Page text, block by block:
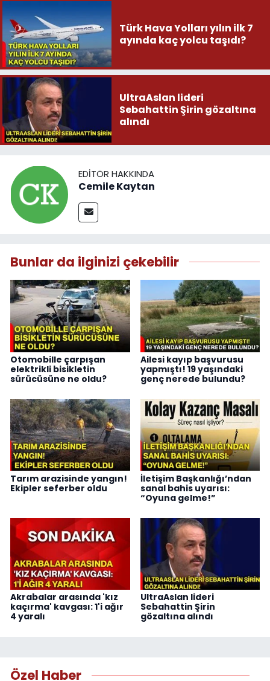
Türk Hava Yolları yılın ilk 7
ayında kaç yolcu taşıdı?
UltraAslan lideri
Sebahattin Şirin gözaltına
alındı
EDITÖR HAKKINDA
Cemile Kaytan
Bunlar da ilginizi çekebilir
Otomobille çarpışan
elektrikli bisikletin
sürücüsüne ne oldu?
Ailesi kayıp başvurusu
yapmıştı! 19 yaşındaki
genç nerede bulundu?
Tarım arazisinde yangın!
Ekipler seferber oldu
İletişim Başkanlığı’ndan
sanal bahis uyarısı:
“Oyuna gelme!”
Akrabalar arasında 'kız
kaçırma' kavgası: 1'i ağır
4 yaralı
UltraAslan lideri
Sebahattin Şirin
gözaltına alındı
Özel Haber